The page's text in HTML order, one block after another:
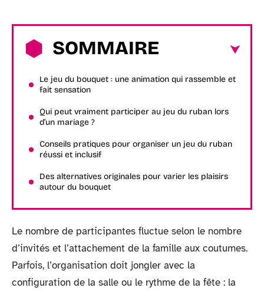
SOMMAIRE
Le jeu du bouquet : une animation qui rassemble et
fait sensation
Qui peut vraiment participer au jeu du ruban lors
d’un mariage ?
Conseils pratiques pour organiser un jeu du ruban
réussi et inclusif
Des alternatives originales pour varier les plaisirs
autour du bouquet
Le nombre de participantes fluctue selon le nombre
d’invités et l’attachement de la famille aux coutumes.
Parfois, l’organisation doit jongler avec la
configuration de la salle ou le rythme de la fête : la